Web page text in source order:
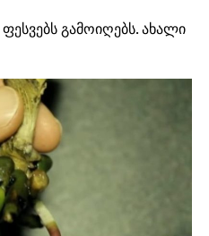
გამოიღებს. ახალი